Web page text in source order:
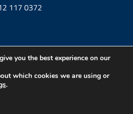
you the best experience on our
which cookies we are using or
.
117 0372
DE PRIVACIDAD|
| CANAL ÉTICO
reservados.